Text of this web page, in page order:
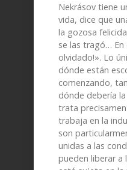
Nekrásov tiene
vida, dice que
la gozosa
se las tragó… En
olvidado!». Lo
dónde están
comenzando,
dónde debería
trata
trabaja en la
son
unidas a las
pueden liberar a